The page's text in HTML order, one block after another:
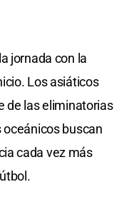
jornada con la
Los asiáticos
de las eliminatorias
buscan
cada vez más